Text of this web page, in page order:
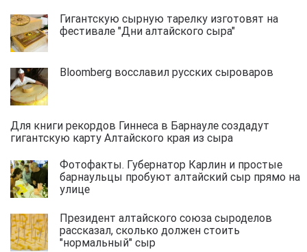
Гигантскую сырную тарелку изготовят на
фестивале "Дни алтайского сыра"
Bloomberg восславил русских сыроваров
Для книги рекордов Гиннеса в Барнауле создадут
гигантскую карту Алтайского края из сыра
Фотофакты. Губернатор Карлин и простые
барнаульцы пробуют алтайский сыр прямо на
улице
Президент алтайского союза сыроделов
рассказал, сколько должен стоить
"нормальный" сыр